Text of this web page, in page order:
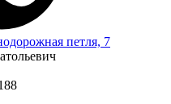
петля, 7